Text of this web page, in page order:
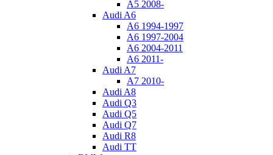
A5 2008-
Audi A6
A6 1994-1997
A6 1997-2004
A6 2004-2011
A6 2011-
Audi A7
A7 2010-
Audi A8
Audi Q3
Audi Q5
Audi Q7
Audi R8
Audi TT